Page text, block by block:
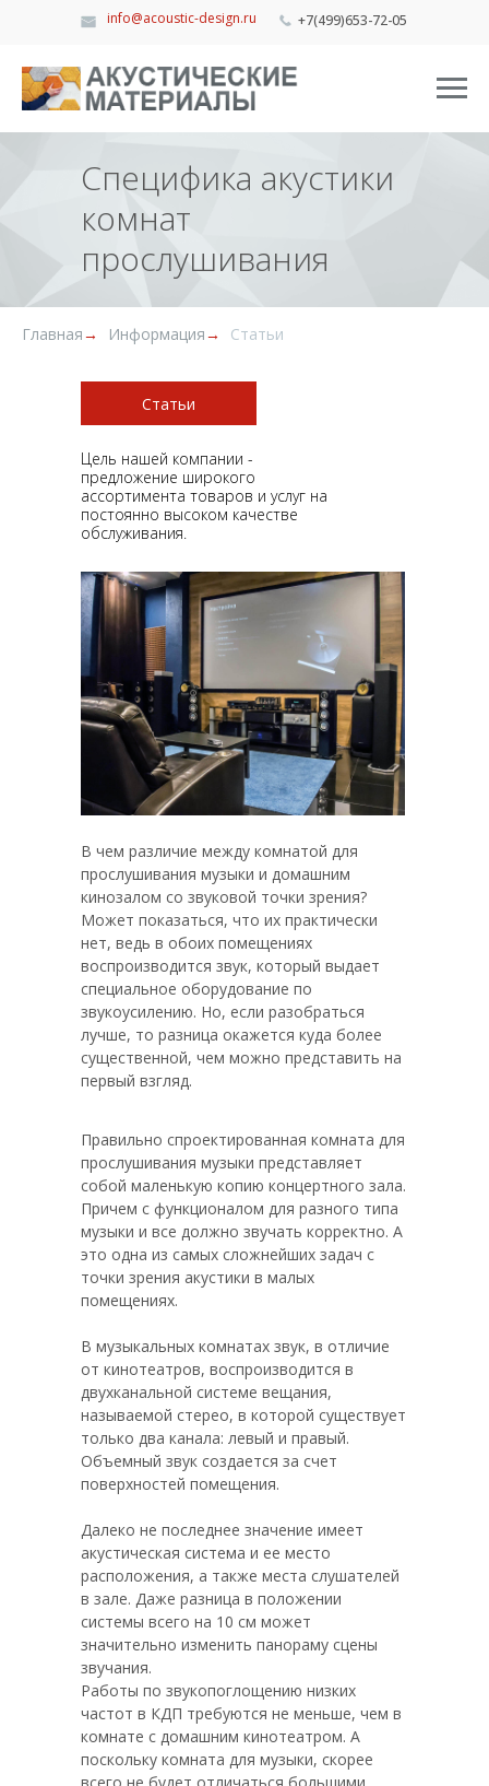
+7(499)653-72-05
info@acoustic-design.ru
Специфика акустики
комнат
прослушивания
Главная→ Информация→ Статьи
Правильно спроектированная комната для
прослушивания музыки представляет
собой маленькую копию концертного зала.
Причем с функционалом для разного типа
музыки и все должно звучать корректно. А
это одна из самых сложнейших задач с
точки зрения акустики в малых
помещениях.
В музыкальных комнатах звук, в отличие
от кинотеатров, воспроизводится в
двухканальной системе вещания,
называемой стерео, в которой существует
только два канала: левый и правый.
Объемный звук создается за счет
поверхностей помещения.
Далеко не последнее значение имеет
акустическая система и ее место
расположения, а также места слушателей
в зале. Даже разница в положении
системы всего на 10 см может
значительно изменить панораму сцены
звучания.
Работы по звукопоглощению низких
частот в КДП требуются не меньше, чем в
комнате с домашним кинотеатром. А
поскольку комната для музыки, скорее
Цель нашей компании -
предложение широкого
ассортимента товаров и услуг на
постоянно высоком качестве
обслуживания.
Статьи
В чем различие между комнатой для
прослушивания музыки и домашним
кинозалом со звуковой точки зрения?
Может показаться, что их практически
нет, ведь в обоих помещениях
воспроизводится звук, который выдает
специальное оборудование по
звукоусилению. Но, если разобраться
лучше, то разница окажется куда более
существенной, чем можно представить на
первый взгляд.